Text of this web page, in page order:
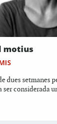
motius
dues setmanes
ser considerada